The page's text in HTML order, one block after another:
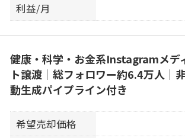
利益/月
健康・科学・お金系Instagramメデ
ト譲渡｜総フォロワー約6.4万人｜
動生成パイプライン付き
希望売却価格